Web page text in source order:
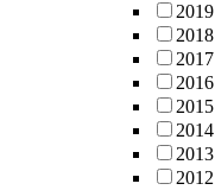
2019
2018
2017
2016
2015
2014
2013
2012